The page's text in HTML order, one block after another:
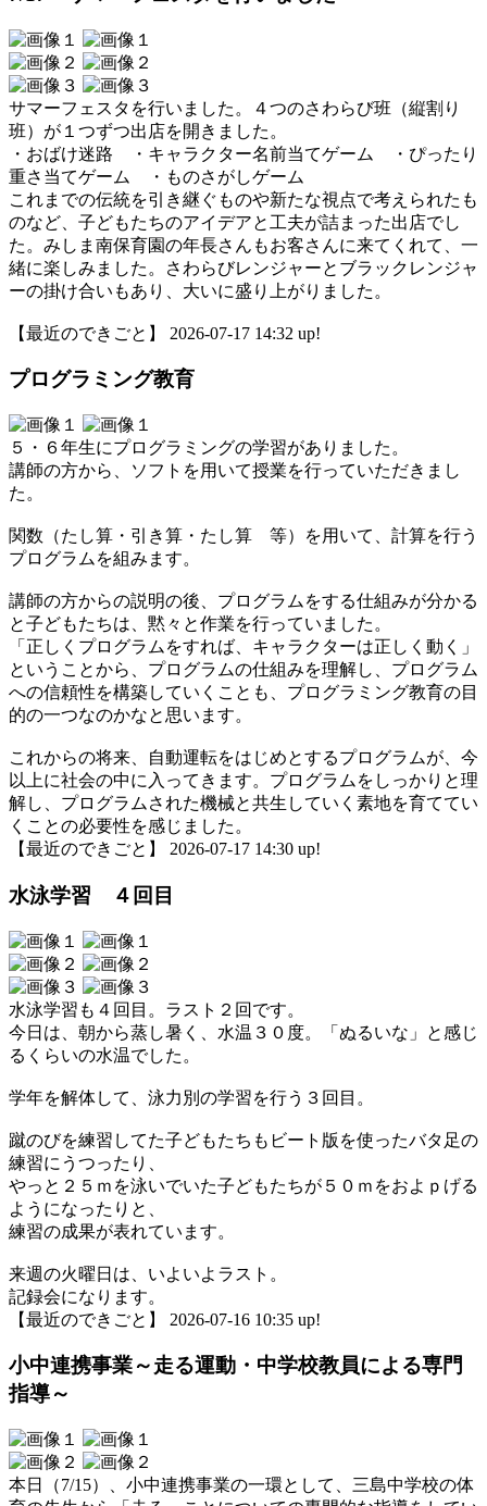
サマーフェスタを行いました。４つのさわらび班（縦割り
班）が１つずつ出店を開きました。
・おばけ迷路 ・キャラクター名前当てゲーム ・ぴったり
重さ当てゲーム ・ものさがしゲーム
これまでの伝統を引き継ぐものや新たな視点で考えられたも
のなど、子どもたちのアイデアと工夫が詰まった出店でし
た。みしま南保育園の年長さんもお客さんに来てくれて、一
緒に楽しみました。さわらびレンジャーとブラックレンジャ
ーの掛け合いもあり、大いに盛り上がりました。
【最近のできごと】 2026-07-17 14:32 up!
プログラミング教育
５・６年生にプログラミングの学習がありました。
講師の方から、ソフトを用いて授業を行っていただきまし
た。
関数（たし算・引き算・たし算 等）を用いて、計算を行う
プログラムを組みます。
講師の方からの説明の後、プログラムをする仕組みが分かる
と子どもたちは、黙々と作業を行っていました。
「正しくプログラムをすれば、キャラクターは正しく動く」
ということから、プログラムの仕組みを理解し、プログラム
への信頼性を構築していくことも、プログラミング教育の目
的の一つなのかなと思います。
これからの将来、自動運転をはじめとするプログラムが、今
以上に社会の中に入ってきます。プログラムをしっかりと理
解し、プログラムされた機械と共生していく素地を育ててい
くことの必要性を感じました。
【最近のできごと】 2026-07-17 14:30 up!
水泳学習 ４回目
水泳学習も４回目。ラスト２回です。
今日は、朝から蒸し暑く、水温３０度。「ぬるいな」と感じ
るくらいの水温でした。
学年を解体して、泳力別の学習を行う３回目。
蹴のびを練習してた子どもたちもビート版を使ったバタ足の
練習にうつったり、
やっと２５ｍを泳いでいた子どもたちが５０ｍをおよｐげる
ようになったりと、
練習の成果が表れています。
来週の火曜日は、いよいよラスト。
記録会になります。
【最近のできごと】 2026-07-16 10:35 up!
小中連携事業～走る運動・中学校教員による専門
指導～
本日（7/15）、小中連携事業の一環として、三島中学校の体